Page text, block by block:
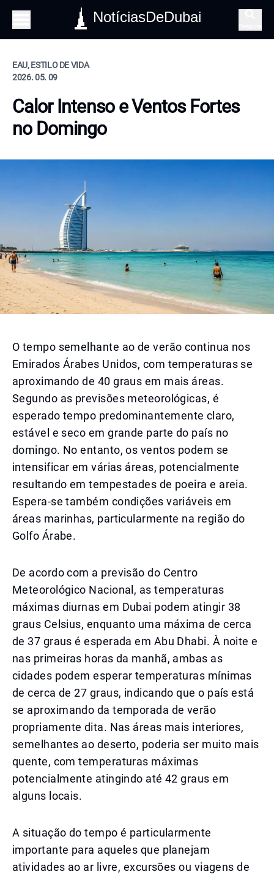
NotíciasDeDubai
EAU, ESTILO DE VIDA
2026. 05. 09
Calor Intenso e Ventos Fortes
no Domingo
O tempo semelhante ao de verão continua nos
Emirados Árabes Unidos, com temperaturas se
aproximando de 40 graus em mais áreas.
Segundo as previsões meteorológicas, é
esperado tempo predominantemente claro,
estável e seco em grande parte do país no
domingo. No entanto, os ventos podem se
intensificar em várias áreas, potencialmente
resultando em tempestades de poeira e areia.
Espera-se também condições variáveis em
áreas marinhas, particularmente na região do
Golfo Árabe.
De acordo com a previsão do Centro
Meteorológico Nacional, as temperaturas
máximas diurnas em Dubai podem atingir 38
graus Celsius, enquanto uma máxima de cerca
de 37 graus é esperada em Abu Dhabi. À noite e
nas primeiras horas da manhã, ambas as
cidades podem esperar temperaturas mínimas
de cerca de 27 graus, indicando que o país está
se aproximando da temporada de verão
propriamente dita. Nas áreas mais interiores,
semelhantes ao deserto, poderia ser muito mais
quente, com temperaturas máximas
potencialmente atingindo até 42 graus em
alguns locais.
A situação do tempo é particularmente
importante para aqueles que planejam
atividades ao ar livre, excursões ou viagens de